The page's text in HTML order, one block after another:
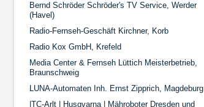
Bernd Schröder Schröder's TV Service, Werder
(Havel)
Radio-Fernseh-Geschäft Kirchner, Korb
Radio Kox GmbH, Krefeld
Media Center & Fernseh Lüttich Meisterbetrieb,
Braunschweig
LUNA-Automaten Inh. Ernst Zipprich, Magdeburg
|TC-Arlt | Husqvarna | Mähroboter Dresden und